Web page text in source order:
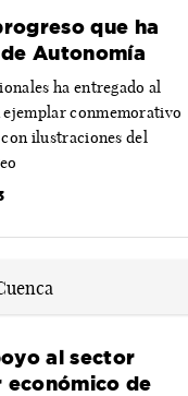
que ha
Autonomía
ha entregado al
conmemorativo
ilustraciones del
al sector
de